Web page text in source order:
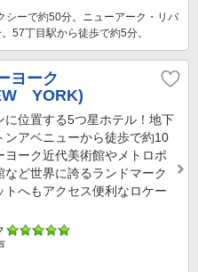
シーで約50分。ニューアーク・リバ
57丁目駅から徒歩で約5分。
ヨーク
YORK)
に位置する5つ星ホテル！地下
ンアベニューから徒歩で約10
ヨーク近代美術館やメトロポ
など世界に誇るランドマーク
トへもアクセス便利なロケー